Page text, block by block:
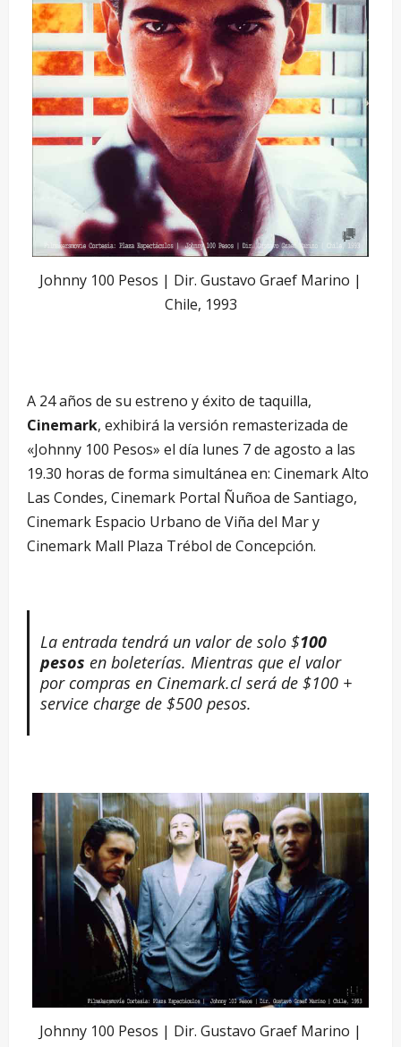
Johnny 100 Pesos | Dir. Gustavo Graef Marino |
Chile, 1993
A 24 años de su estreno y éxito de taquilla,
Cinemark, exhibirá la versión remasterizada de
«Johnny 100 Pesos» el día lunes 7 de agosto a las
19.30 horas de forma simultánea en: Cinemark Alto
Las Condes, Cinemark Portal Ñuñoa de Santiago,
Cinemark Espacio Urbano de Viña del Mar y
Cinemark Mall Plaza Trébol de Concepción.
La entrada tendrá un valor de solo $100
pesos en boleterías. Mientras que el valor
por compras en Cinemark.cl será de $100 +
service charge de $500 pesos.
Johnny 100 Pesos | Dir. Gustavo Graef Marino |